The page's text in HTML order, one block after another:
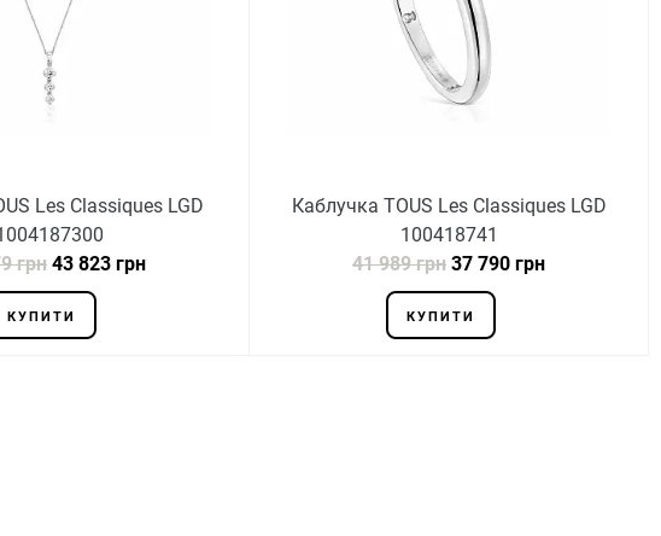
Les Classiques LGD
грн 43 823 грн
КУПИТИ
Каблучка TOUS Les Classiques LGD
100418741
41 989 грн 37 790 грн
КУПИТИ